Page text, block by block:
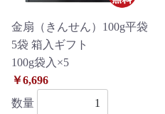
金扇（きんせん）100g平袋
5袋 箱入ギフト
100g袋入×5
￥6,696
数量